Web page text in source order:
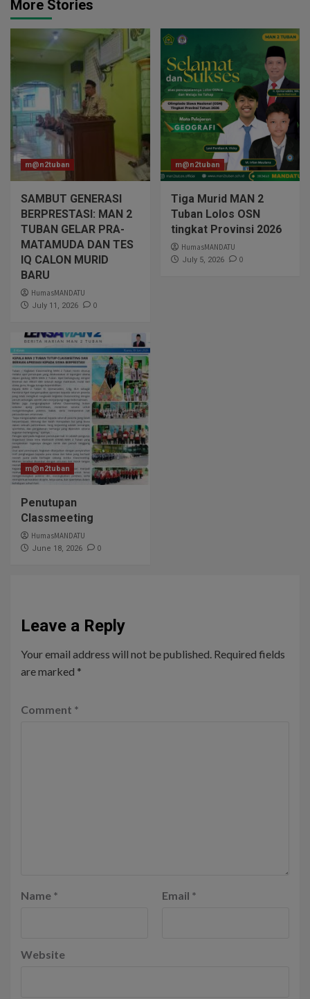
More Stories
m@n2tuban
SAMBUT GENERASI
BERPRESTASI: MAN 2
TUBAN GELAR PRA-
MATAMUDA DAN TES
IQ CALON MURID
BARU
HumasMANDATU
July 11, 2026 0
m@n2tuban
Tiga Murid MAN 2
Tuban Lolos OSN
tingkat Provinsi 2026
HumasMANDATU
July 5, 2026 0
m@n2tuban
Penutupan
Classmeeting
HumasMANDATU
June 18, 2026 0
Leave a Reply
Your email address will not be published. Required fields
are marked *
Comment *
Name * Email *
Website